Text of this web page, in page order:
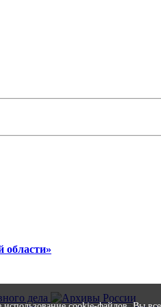
области»